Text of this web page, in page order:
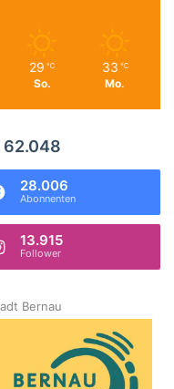
29 ℃
So.
33 ℃
Mo.
62.048
28.006
Abonnenten
13.915
Follower
Bernau